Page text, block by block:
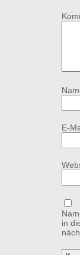
E-
in